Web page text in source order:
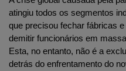
atingiu todos os segmentos
que precisou fechar fábricas
demitir funcionários em
Esta, no entanto, não é a
detrás do enfrentamento do